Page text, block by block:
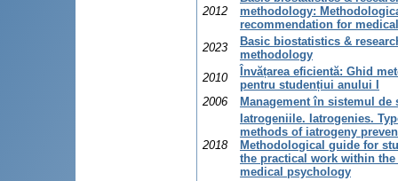
2012
methodology:
recommendation for
2023
Basic biostatistics &
methodology
2010
Învățarea eficientă: Ghid
pentru studențiui anului I
2006
Management în sistemul de
2018
Iatrogeniile. Iatrogenies.
methods of iatrogeny
Methodological guide for
the practical work within
medical psychology